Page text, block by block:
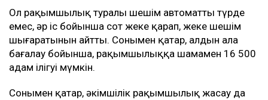
Ол рақымшылық туралы шешім автоматты түрде
емес, әр іс бойынша сот жеке қарап, жеке шешім
шығаратынын айтты. Сонымен қатар, алдын ала
бағалау бойынша, рақымшылыққа шамамен 16 500
адам ілігуі мүмкін.
Сонымен қатар, әкімшілік рақымшылық жасау да